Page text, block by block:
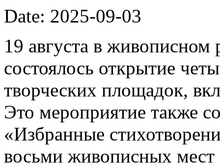
Date: 2025-09-03
19 августа в
состоялось открытие
творческих площадок,
Это мероприятие также
«Избранные
восьми живописных